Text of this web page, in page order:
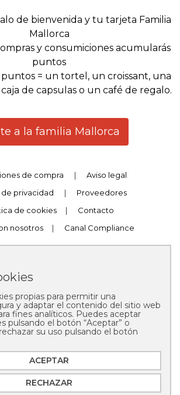
de bienvenida y tu tarjeta Familia
Mallorca
y consumiciones acumularás
puntos
puntos = un tortel, un croissant, una
de capsulas o un café de regalo.
a la familia Mallorca
de compra |
Aviso legal
de privacidad
|
Proveedores
de cookies
|
Contacto
nosotros
| Canal Compliance
© 2025 Pastelería Mallorca
propias para permitir una
y adaptar el contenido del sitio web
fines analíticos. Puedes aceptar
pulsando el botón “Aceptar” o
su uso pulsando el botón
ACEPTAR
RECHAZAR